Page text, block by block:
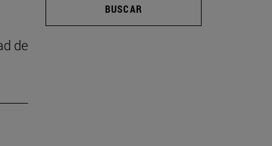
de
BUSCAR